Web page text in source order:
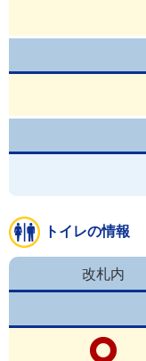
トイレの情報
改札内